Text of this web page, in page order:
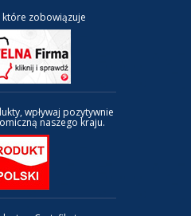
zobowiązuje
wpływaj pozytywnie
naszego kraju.